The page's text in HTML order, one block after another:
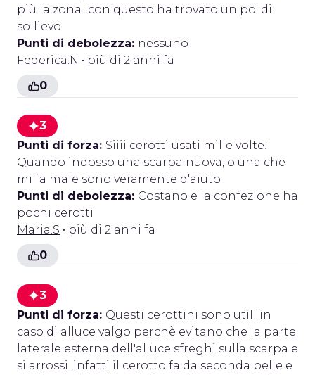
più la zona...con questo ha trovato un po' di
sollievo
Punti di debolezza: nessuno
Federica.N • più di 2 anni fa
0
3
Punti di forza: Siiii cerotti usati mille volte!
Quando indosso una scarpa nuova, o una che
mi fa male sono veramente d'aiuto
Punti di debolezza: Costano e la confezione ha
pochi cerotti
Maria.S • più di 2 anni fa
0
3
Punti di forza: Questi cerottini sono utili in
caso di alluce valgo perchè evitano che la parte
laterale esterna dell'alluce sfreghi sulla scarpa e
si arrossi ,infatti il cerotto fa da seconda pelle e